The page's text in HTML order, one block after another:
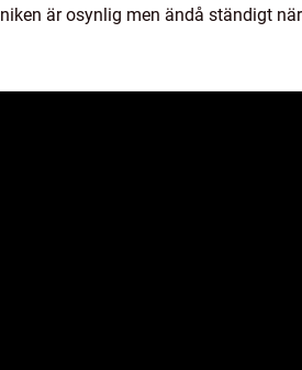
är osynlig men ändå ständigt